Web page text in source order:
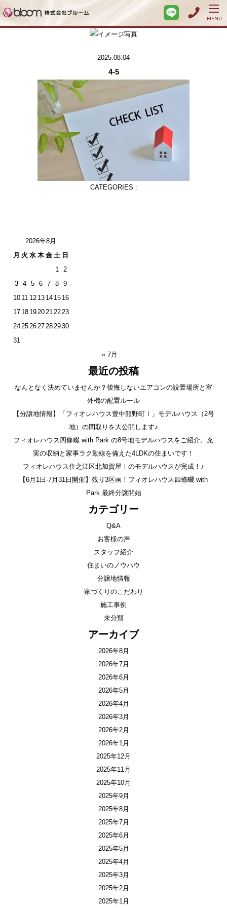
MENU
2025.08.04
4-5
CATEGORIES :
2026年8月
月 火 水 木 金 土 日
1
2
3
4 5 6 7 8
9
10 11 12 13 14 15 16
17 18 1920212223
24252627282930
31
« 7月
最近の投稿
なんとなく決めていませんか？後悔しないエアコンの設置場所と室
外機の配置ルール
【分譲地情報】「フィオレハウス豊中熊野町Ⅰ」モデルハウス（2号
地）の間取りを大公開します♪
フィオレハウス四條畷 with Park の8号地モデルハウスをご紹介。充
実の収納と家事ラク動線を備えた4LDKの住まいです！
フィオレハウス住之江区北加賀屋Ⅰのモデルハウスが完成！♪
【6月1日-7月31日開催】残り3区画！フィオレハウス四條畷 with
Park 最終分譲開始
カテゴリー
Q&A
お客様の声
スタッフ紹介
住まいのノウハウ
分譲地情報
家づくりのこだわり
施工事例
未分類
アーカイブ
2026年8月
2026年7月
2026年6月
2026年5月
2026年4月
2026年3月
2026年2月
2026年1月
2025年12月
2025年11月
2025年10月
2025年9月
2025年8月
2025年7月
2025年6月
2025年5月
2025年4月
2025年3月
2025年2月
2025年1月